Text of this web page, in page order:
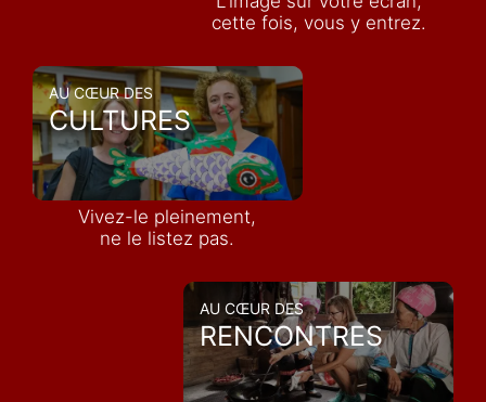
cette fois, vous y entrez.
AU CŒUR DES
CULTURES
Vivez-le pleinement,
ne le listez pas.
AU CŒUR DES
RENCONTRES